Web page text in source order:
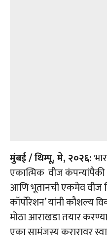
मुंबई / थिम्पू, मे, २०२६:
एकात्मिक वीज कंपन्यांपैकी
आणि भूतानची एकमेव वीज
कॉर्पोरेशन’ यांनी कौशल्य
मोठा आराखडा तयार
एका सामंजस्य करारावर